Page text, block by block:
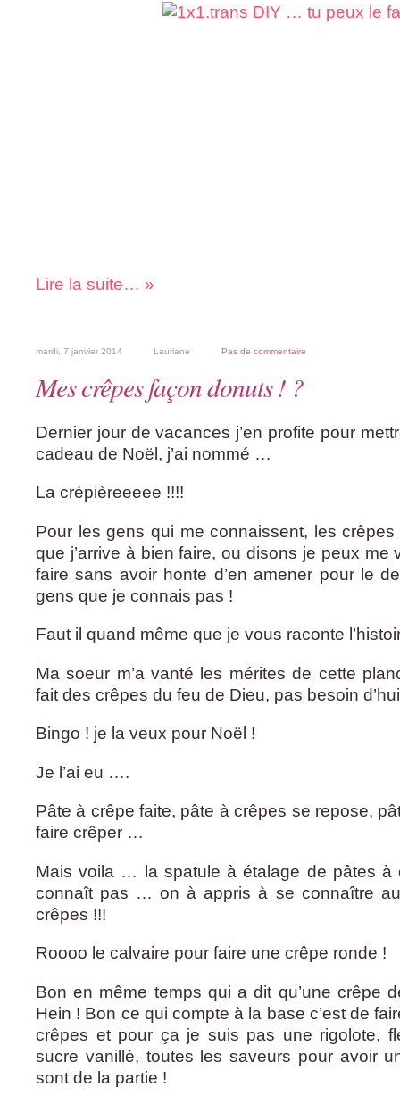
Lire la suite… »
mardi, 7 janvier 2014 Lauriane Pas de commentaire
Mes crêpes façon donuts ! ?
Dernier jour de vacances j’en profite pour
cadeau de Noël, j’ai nommé …
La crépièreeeee !!!!
Pour les gens qui me connaissent, les crêpes
que j’arrive à bien faire, ou disons je peux me
faire sans avoir honte d’en amener pour le
gens que je connais pas !
Faut il quand même que je vous raconte
Ma soeur m’a vanté les mérites de cette
fait des crêpes du feu de Dieu, pas besoin
Bingo ! je la veux pour Noël !
Je l’ai eu ….
Pâte à crêpe faite, pâte à crêpes se repose,
faire crêper …
Mais voila … la spatule à étalage de pâtes à
connaît pas … on à appris à se connaître
crêpes !!!
Roooo le calvaire pour faire une crêpe ronde !
Bon en même temps qui a dit qu’une crêpe
Hein ! Bon ce qui compte à la base c’est de
crêpes et pour ça je suis pas une rigolote,
sucre vanillé, toutes les saveurs pour avoir
sont de la partie !